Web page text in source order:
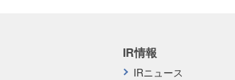
IR情報
IRニュース